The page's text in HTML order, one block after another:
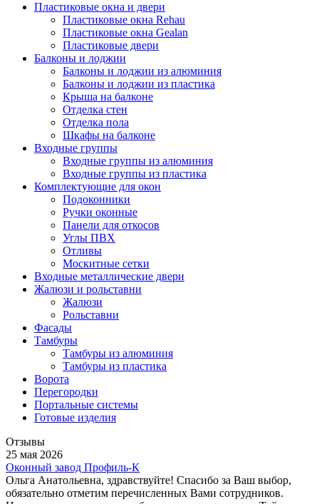
Пластиковые окна и двери
Пластиковые окна Rehau
Пластиковые окна Gealan
Пластиковые двери
Балконы и лоджии
Балконы и лоджии из алюминия
Балконы и лоджии из пластика
Крыша на балконе
Отделка стен
Отделка пола
Шкафы на балконе
Входные группы
Входные группы из алюминия
Входные группы из пластика
Комплектующие для окон
Подоконники
Ручки оконные
Панели для откосов
Углы ПВХ
Отливы
Москитные сетки
Входные металлические двери
Жалюзи и рольставни
Жалюзи
Рольставни
Фасады
Тамбуры
Тамбуры из алюминия
Тамбуры из пластика
Ворота
Перегородки
Портальные системы
Готовые изделия
Отзывы
25 мая 2026
Оконный завод Профиль-К
Ольга Анатольевна, здравствуйте! Спасибо за Ваш выбор,
обязательно отметим перечисленных Вами сотрудников.